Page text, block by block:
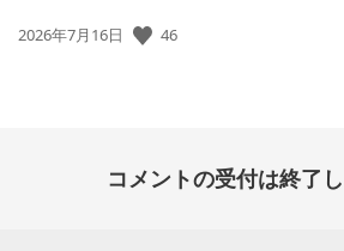
公
2026年7月16日 46
コメントの受付は終了し